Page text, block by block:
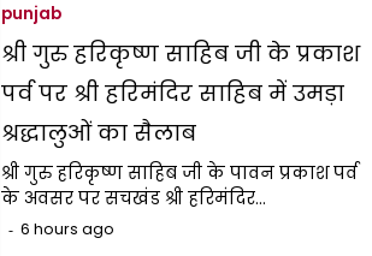
punjab
श्री गुरु हरिकृष्ण साहिब जी के प्रकाश
पर्व पर श्री हरिमंदिर साहिब में उमड़ा
श्रद्धालुओं का सैलाब
श्री गुरु हरिकृष्ण साहिब जी के पावन प्रकाश पर्व
के अवसर पर सचखंड श्री हरिमंदिर…
6 hours ago